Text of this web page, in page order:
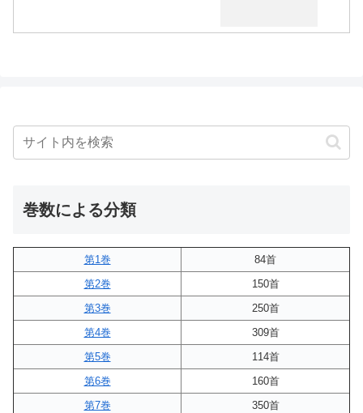
巻数による分類
第1巻
84首
第2巻
150首
第3巻
250首
第4巻
309首
第5巻
114首
第6巻
160首
第7巻
350首